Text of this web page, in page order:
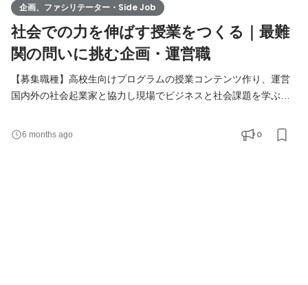
企画、ファシリテーター・Side Job
社会での力を伸ばす授業をつくる｜最難
関の問いに挑む企画・運営職
【募集職種】高校生向けプログラムの授業コンテンツ作り、運営
国内外の社会起業家と協力し現場でビジネスと社会課題を学ぶプ
ただきます。 "いいものをつくろう”という情熱あふれるメンバー
とともに、生徒の意欲を引き出しながら、プロジェクト活動をサ
6 months ago 0